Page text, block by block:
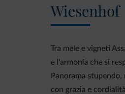
Wiesenhof
Tra mele e vigneti
e l'armonia che si
Panorama
con grazia e